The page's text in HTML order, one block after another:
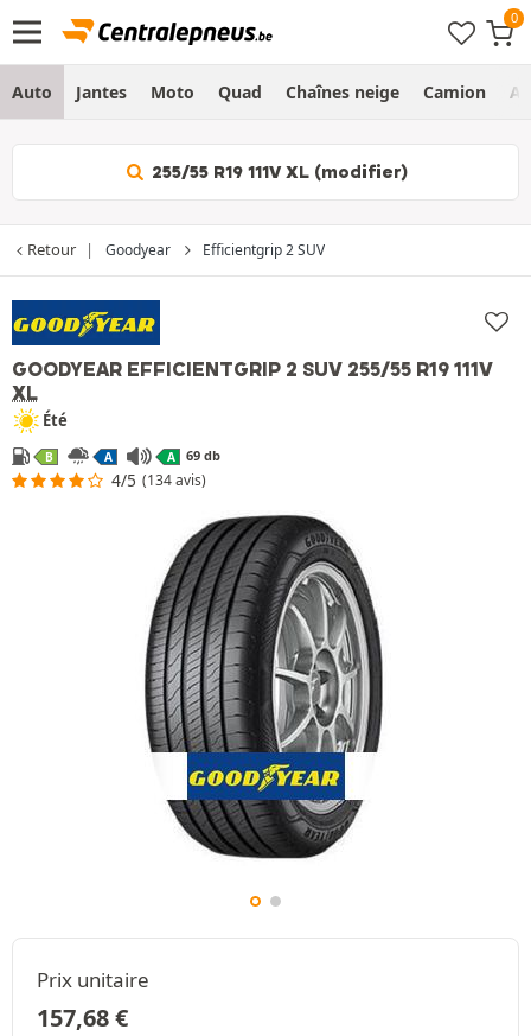
Auto Jantes Moto Quad Chaînes neige Camion
255/55 R19 111V XL (modifier)
Retour Goodyear Efficientgrip 2 SUV
GOODYEAR EFFICIENTGRIP 2 SUV 255/55 R19 111V
XL
Été
B A A 69 db
4/5 (134 avis)
Prix unitaire
157,68€